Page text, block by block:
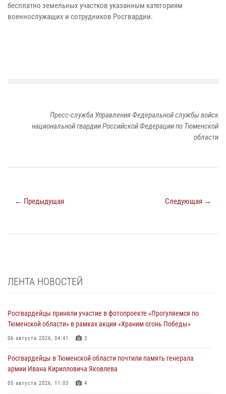
бесплатно земельных участков указанным категориям
военнослужащих и сотрудников Росгвардии.
Пресс-служба Управления Федеральной службы войск
национальной гвардии Российской Федерации по Тюменской
области
← Предыдущая Следующая →
ЛЕНТА НОВОСТЕЙ
Росгвардейцы приняли участие в фотопроекте «Прогуляемся по
Тюменской области» в рамках акции «Храним огонь Победы»
06 августа 2026, 04:41 3
Росгвардейцы в Тюменской области почтили память генерала
армии Ивана Кирилловича Яковлева
05 августа 2026, 11:03 4